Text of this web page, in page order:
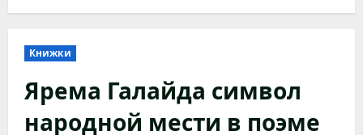
Книжки
Ярема Галайда символ
народной мести в поэме